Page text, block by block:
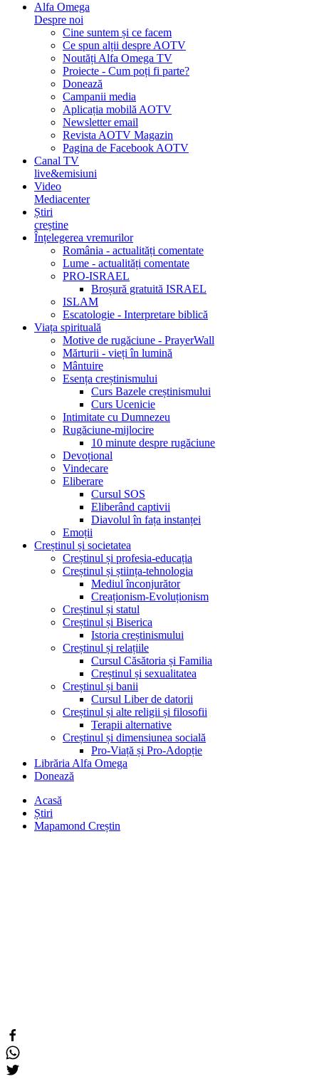
Alfa Omega
Despre noi
Cine suntem și ce facem
Ce spun alții despre AOTV
Noutăți Alfa Omega TV
Proiecte - Cum poți fi parte?
Donează
Campanii media
Aplicația mobilă AOTV
Newsletter email
Revista AOTV Magazin
Pagina de Facebook AOTV
Canal TV
live&emisiuni
Video
Mediacenter
Știri
creștine
Înțelegerea vremurilor
România - actualități comentate
Lume - actualități comentate
PRO-ISRAEL
Broșură gratuită ISRAEL
ISLAM
Escatologie - Interpretare biblică
Viața spirituală
Motive de rugăciune - PrayerWall
Mărturii - vieți în lumină
Mântuire
Esența creștinismului
Curs Bazele creștinismului
Curs Ucenicie
Intimitate cu Dumnezeu
Rugăciune-mijlocire
10 minute despre rugăciune
Devoțional
Vindecare
Eliberare
Cursul SOS
Eliberând captivii
Diavolul în fața instanței
Emoții
Creștinul și societatea
Creștinul și profesia-educația
Creștinul și știința-tehnologia
Mediul înconjurător
Creaționism-Evoluționism
Creștinul și statul
Creștinul și Biserica
Istoria creștinismului
Creștinul și relațiile
Cursul Căsătoria și Familia
Creștinul și sexualitatea
Creștinul și banii
Cursul Liber de datorii
Creștinul și alte religii și filosofii
Terapii alternative
Creștinul și dimensiunea socială
Pro-Viață și Pro-Adopție
Librăria Alfa Omega
Donează
Acasă
Știri
Mapamond Creștin